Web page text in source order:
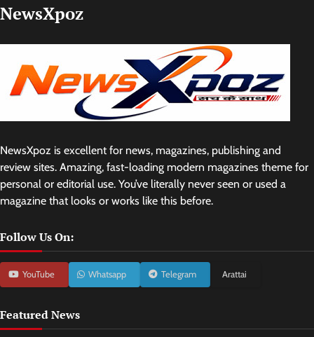
NewsXpoz
NewsXpoz is excellent for news, magazines, publishing and
review sites. Amazing, fast-loading modern magazines theme for
personal or editorial use. You’ve literally never seen or used a
magazine that looks or works like this before.
Follow Us On:
YouTube Whatsapp Telegram Arattai
Featured News